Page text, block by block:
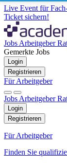
Live Event für
Ticket sichern!
Jobs Arbeitgeber
Gemerkte Jobs
Login
Registrieren
Für Arbeitgeber
Jobs Arbeitgeber
Login
Registrieren
Für Arbeitgeber
Finden Sie